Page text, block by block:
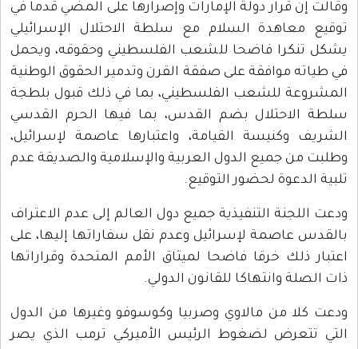
وقالت إن قرار دولة الإمارات وإصرارها على المضي قدما في
توقيع معاهدة السلام مع سلطة الاحتلال الإسرائيلي
يشكل تنكرا فاضحا للشعب الفلسطيني وحقوقه، ويحمل
في طياته موافقة على صفقة القرن وتدمير الحقوق الوطنية
المشروعة للشعب الفلسطيني، بما في ذلك قبول بلطجة
سلطة الاحتلال بضم القدس، بما فيها الحرم القدسي
الشريف وكنيسة القيامة، واعتبارها عاصمة لإسرائيل،
وطلبت من جميع الدول العربية والإسلامية والصديقة عدم
تلبية الدعوة لحضور التوقيع.
ودعت اللجنة التنفيذية جميع دول العالم إلى عدم الاعتراف
بالقدس عاصمة لإسرائيل وعدم نقل سفاراتها إليها، على
اعتبار ذلك خرقا فاضحا لميثاق الأمم المتحدة وقراراتها
ذات الصلة وانتهاكا للقانون الدولي.
ودعت كلا من مالاوي وصربيا وكوسوفو وغيرها من الدول
التي تتعرض لضغوط الرئيس الأميركي ترمب الذي يصر